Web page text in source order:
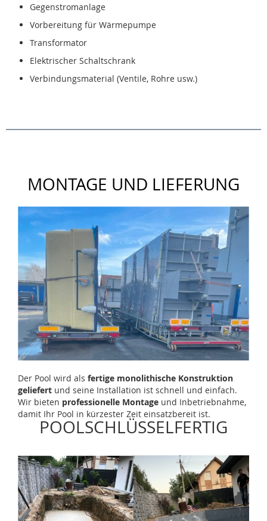
Gegenstromanlage
Vorbereitung für Wärmepumpe
Transformator
Elektrischer Schaltschrank
Verbindungsmaterial (Ventile, Rohre usw.)
MONTAGE UND LIEFERUNG
Der Pool wird als fertige monolithische Konstruktion
geliefert und seine Installation ist schnell und einfach.
Wir bieten professionelle Montage und Inbetriebnahme,
damit Ihr Pool in kürzester Zeit einsatzbereit ist.
POOLSCHLÜSSELFERTIG